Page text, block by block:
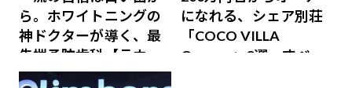
ら。ホワイトニングの
神ドクターが導く、最
先端予防歯科【ラウン
ジ会員特典あり】
になれる、シェア別荘
「COCO VILLA
Owners」3選。すべて